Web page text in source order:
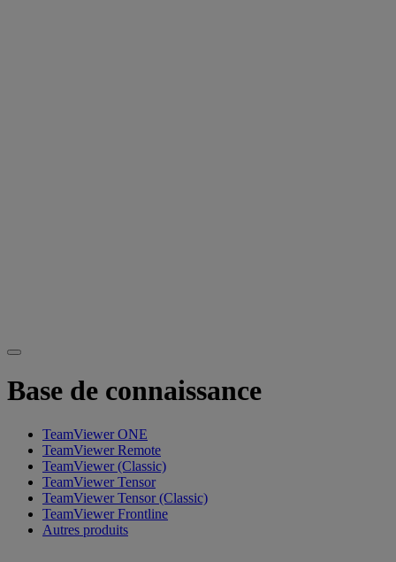
Base de connaissance
TeamViewer ONE
TeamViewer Remote
TeamViewer (Classic)
TeamViewer Tensor
TeamViewer Tensor (Classic)
TeamViewer Frontline
Autres produits